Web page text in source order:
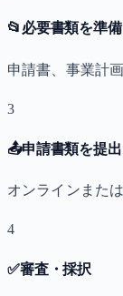
📂 必要書類を準備
申請書、事業計
3
📤申請書類を提出
オンラインまた
4
✅審査・採択